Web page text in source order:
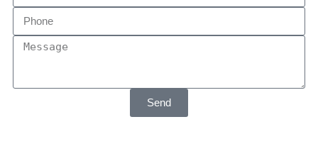
Send